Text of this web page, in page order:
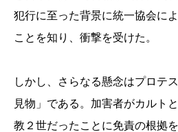
犯行に至った背景に統一協会に
ことを知り、衝撃を受けた。
しかし、さらなる懸念はプロテ
見物」である。加害者がカルト
教２世だったことに免責の根拠